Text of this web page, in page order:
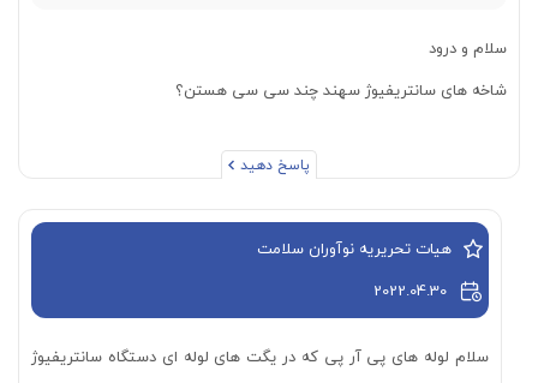
سلام و درود
شاخه های سانتریفیوژ سهند چند سی سی هستن؟
پاسخ دهید
هیات تحریریه نوآوران سلامت
2022.04.30
سلام لوله های پی آر پی که در یگت های لوله ای دستگاه سانتریفیوژ